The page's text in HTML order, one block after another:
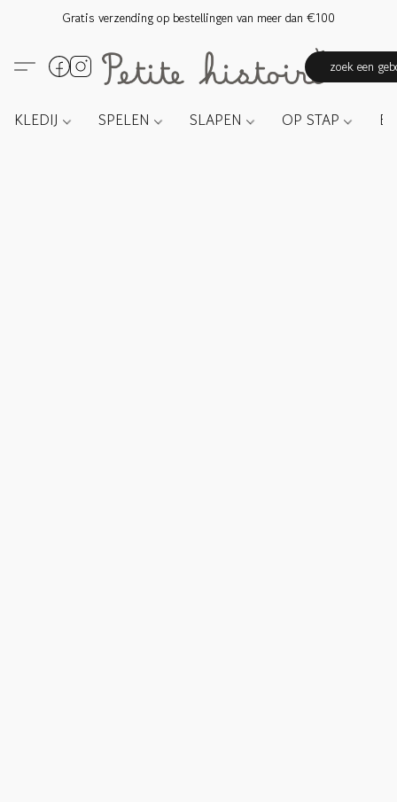
Gratis verzending op bestellingen van meer dan €100
zoek een
KLEDIJ SPELEN SLAPEN OP STAP